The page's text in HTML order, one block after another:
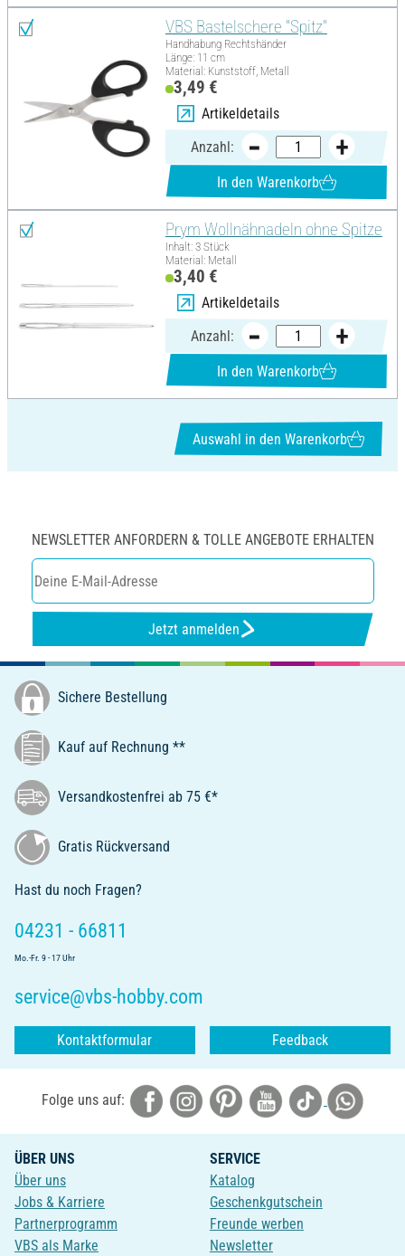
VBS Bastelschere "Spitz"
Handhabung Rechtshänder
Länge: 11 cm
Material: Kunststoff, Metall
3,49 €
Artikeldetails
Anzahl:
In den Warenkorb
Prym Wollnähnadeln ohne Spitze
Inhalt: 3 Stück
Material: Metall
3,40 €
Artikeldetails
Anzahl:
In den Warenkorb
Auswahl in den Warenkorb
NEWSLETTER ANFORDERN & TOLLE ANGEBOTE ERHALTEN
Jetzt anmelden
Sichere Bestellung
Kauf auf Rechnung **
Versandkostenfrei ab 75 €*
Gratis Rückversand
Hast du noch Fragen?
04231 - 66811
Mo.-Fr. 9 - 17 Uhr
service@vbs-hobby.com
Kontaktformular Feedback
Folge uns auf:
ÜBER UNS
Über uns
Jobs & Karriere
Partnerprogramm
VBS als Marke
SERVICE
Katalog
Geschenkgutschein
Freunde werben
Newsletter